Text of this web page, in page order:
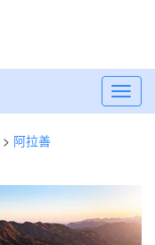
> 阿拉善